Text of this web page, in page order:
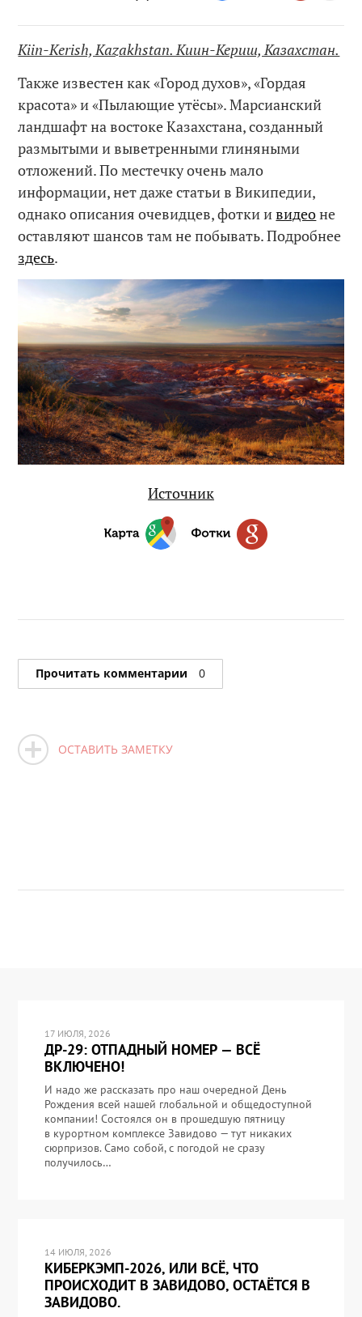
Kiin-Kerish, Kazakhstan. Киин-Кериш, Казахстан.
Также известен как «Город духов», «Гордая
красота» и «Пылающие утёсы». Марсианский
ландшафт на востоке Казахстана, созданный
размытыми и выветренными глиняными
отложений. По местечку очень мало
информации, нет даже статьи в Википедии,
однако описания очевидцев, фотки ивидеоне
оставляют шансов там не побывать. Подробнее
здесь.
Источник
Прочитать комментарии 0
ОСТАВИТЬ ЗАМЕТКУ
17 ИЮЛЯ, 2026
ДР-29: ОТПАДНЫЙ НОМЕР — ВСЁ
ВКЛЮЧЕНО!
И надо же рассказать про наш очередной День
Рождения всей нашей глобальной и общедоступной
компании! Состоялся он в прошедшую пятницу
в курортном комплексе Завидово — тут никаких
сюрпризов. Само собой, с погодой не сразу
получилось…
14 ИЮЛЯ, 2026
КИБЕРКЭМП-2026, ИЛИ ВСЁ, ЧТО
ПРОИСХОДИТ В ЗАВИДОВО, ОСТАЁТСЯ В
ЗАВИДОВО.